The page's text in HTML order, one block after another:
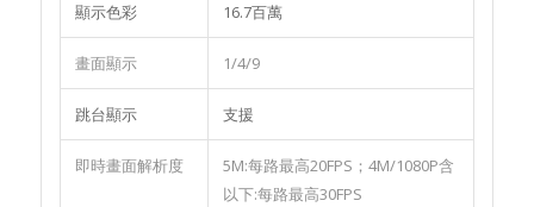
顯示色彩 16.7百萬
畫面顯示 1/4/9
跳台顯示 支援
即時畫面解析度
5M:每路最高20FPS；4M/1080P含
以下:每路最高30FPS